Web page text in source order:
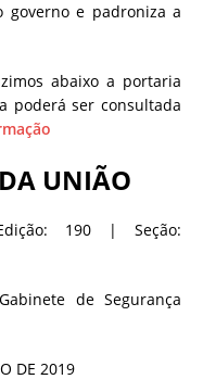
governo e padroniza a
abaixo a portaria
poderá ser consultada
UNIÃO
190 | Seção:
de Segurança
DE 2019